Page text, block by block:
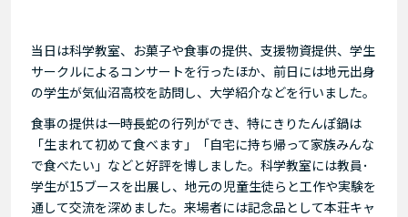
当日は科学教室、お菓子や食事の提供、支援物資提供、学生
サークルによるコンサートを行ったほか、前日には地元出身
の学生が気仙沼高校を訪問し、大学紹介などを行いました。
食事の提供は一時長蛇の行列ができ、特にきりたんぽ鍋は
「生まれて初めて食べます」「自宅に持ち帰って家族みんな
で食べたい」などと好評を博しました。科学教室には教員･
学生が15ブースを出展し、地元の児童生徒らと工作や実験を
通して交流を深めました。来場者には記念品として本荘キャ